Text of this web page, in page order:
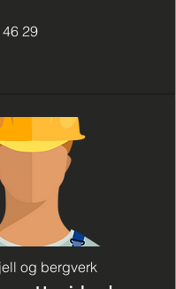
29
og bergverk